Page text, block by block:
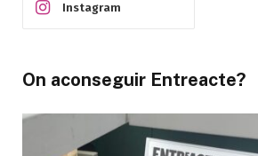
Instagram
On aconseguir Entreacte?